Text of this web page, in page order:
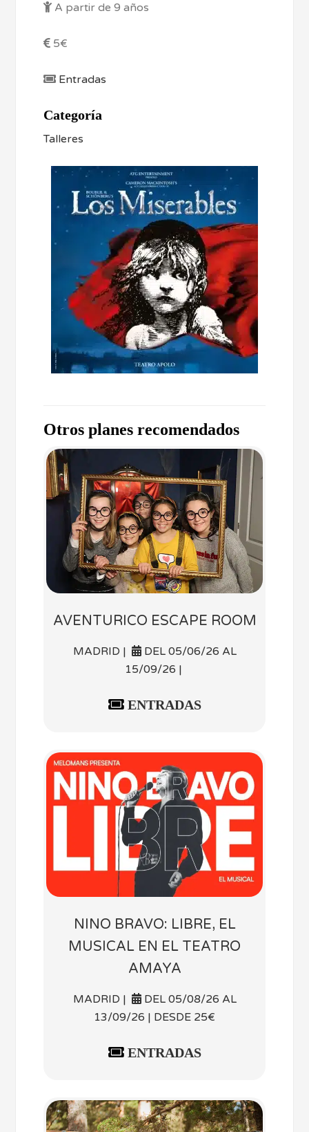
A partir de 9 años
5€
Entradas
Categoría
Talleres
Otros planes recomendados
AVENTURICO ESCAPE ROOM
MADRID |
DEL 05/06/26 AL
15/09/26 |
ENTRADAS
NINO BRAVO: LIBRE, EL
MUSICAL EN EL TEATRO
AMAYA
MADRID |
DEL 05/08/26 AL
13/09/26 | DESDE 25€
ENTRADAS